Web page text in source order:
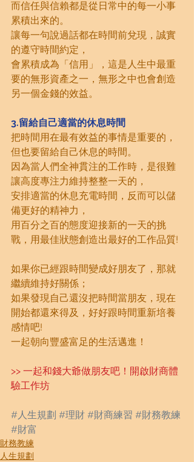
而信任與信賴都是從日常中的每一小事
累積出來的。
讓每一句說過話都在時間前兌現，誠實
的遵守時間約定，
會累積成為「信用」，這是人生中最重
要的無形資產之一，無形之中也會創造
另一個金錢的效益。
3.留給自己適當的休息時間
把時間用在最有效益的事情是重要的，
但也要留給自己休息的時間。
因為當人們全神貫注的工作時，是很難
讓高度專注力維持整整一天的，
安排適當的休息充電時間，反而可以儲
備更好的精神力，
用百分之百的態度迎接新的一天的挑
戰，用最佳狀態創造出最好的工作品質!
如果你已經跟時間變成好朋友了，那就
繼續維持好關係；
如果發現自己還沒把時間當朋友，現在
開始都還來得及，好好跟時間重新培養
感情吧!
一起朝向豐盛富足的生活邁進！
>> 一起和錢大爺做朋友吧！開啟財商體
驗工作坊
#人生規劃 #理財 #財商練習 #財務教練
#財富
財務教練
人生規劃